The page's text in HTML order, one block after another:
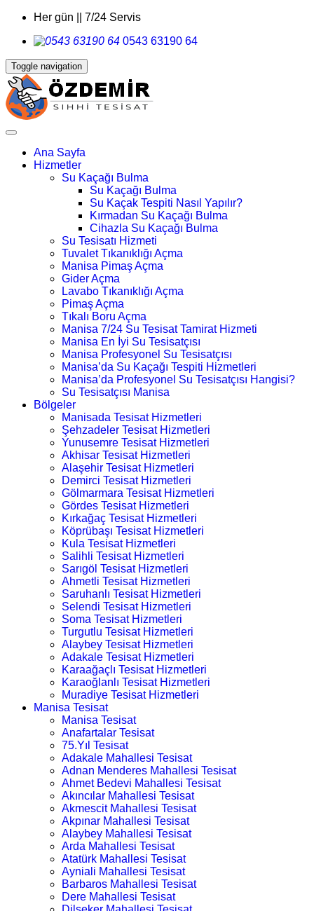
Her gün || 7/24 Servis
0543 63190 64
Toggle navigation
Ana Sayfa
Hizmetler
Su Kaçağı Bulma
Su Kaçağı Bulma
Su Kaçak Tespiti Nasıl Yapılır?
Kırmadan Su Kaçağı Bulma
Cihazla Su Kaçağı Bulma
Su Tesisatı Hizmeti
Tuvalet Tıkanıklığı Açma
Manisa Pimaş Açma
Gider Açma
Lavabo Tıkanıklığı Açma
Pimaş Açma
Tıkalı Boru Açma
Manisa 7/24 Su Tesisat Tamirat Hizmeti
Manisa En İyi Su Tesisatçısı
Manisa Profesyonel Su Tesisatçısı
Manisa’da Su Kaçağı Tespiti Hizmetleri
Manisa’da Profesyonel Su Tesisatçısı Hangisi?
Su Tesisatçısı Manisa
Bölgeler
Manisada Tesisat Hizmetleri
Şehzadeler Tesisat Hizmetleri
Yunusemre Tesisat Hizmetleri
Akhisar Tesisat Hizmetleri
Alaşehir Tesisat Hizmetleri
Demirci Tesisat Hizmetleri
Gölmarmara Tesisat Hizmetleri
Gördes Tesisat Hizmetleri
Kırkağaç Tesisat Hizmetleri
Köprübaşı Tesisat Hizmetleri
Kula Tesisat Hizmetleri
Salihli Tesisat Hizmetleri
Sarıgöl Tesisat Hizmetleri
Ahmetli Tesisat Hizmetleri
Saruhanlı Tesisat Hizmetleri
Selendi Tesisat Hizmetleri
Soma Tesisat Hizmetleri
Turgutlu Tesisat Hizmetleri
Alaybey Tesisat Hizmetleri
Adakale Tesisat Hizmetleri
Karaağaçlı Tesisat Hizmetleri
Karaoğlanlı Tesisat Hizmetleri
Muradiye Tesisat Hizmetleri
Manisa Tesisat
Manisa Tesisat
Anafartalar Tesisat
75.Yıl Tesisat
Adakale Mahallesi Tesisat
Adnan Menderes Mahallesi Tesisat
Ahmet Bedevi Mahallesi Tesisat
Akıncılar Mahallesi Tesisat
Akmescit Mahallesi Tesisat
Akpınar Mahallesi Tesisat
Alaybey Mahallesi Tesisat
Arda Mahallesi Tesisat
Atatürk Mahallesi Tesisat
Ayniali Mahallesi Tesisat
Barbaros Mahallesi Tesisat
Dere Mahallesi Tesisat